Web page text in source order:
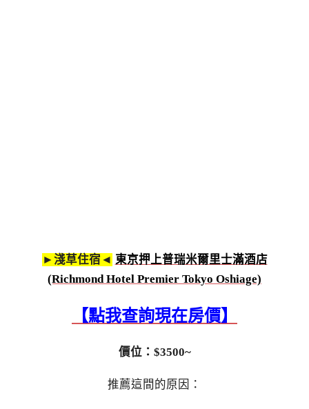
►淺草住宿◄ 東京押上普瑞米爾里士滿酒店
(Richmond Hotel Premier Tokyo Oshiage)
【點我查詢現在房價】
價位：$3500~
推薦這間的原因：